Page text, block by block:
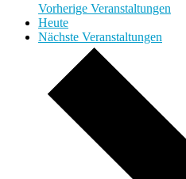
Vorherige Veranstaltungen
Heute
Nächste Veranstaltungen